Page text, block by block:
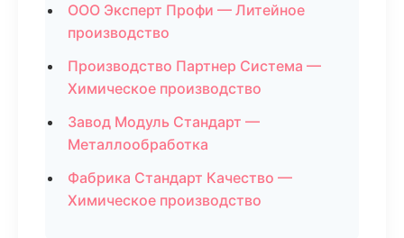
ООО Эксперт Профи — Литейное
производство
Производство Партнер Система —
Химическое производство
Завод Модуль Стандарт —
Металлообработка
Фабрика Стандарт Качество —
Химическое производство